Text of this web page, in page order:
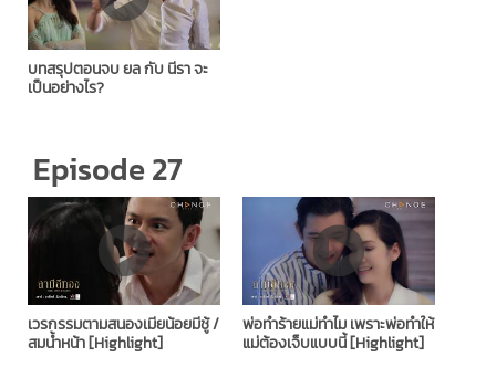
บทสรุปตอนจบ ยล กับ นีรา จะ
เป็นอย่างไร?
Episode 27
เวรกรรมตามสนองเมียน้อยมีชู้ /
สมน้ำหน้า [Highlight]
พ่อทำร้ายแม่ทำไม เพราะพ่อทำให้
แม่ต้องเจ็บแบบนี้ [Highlight]